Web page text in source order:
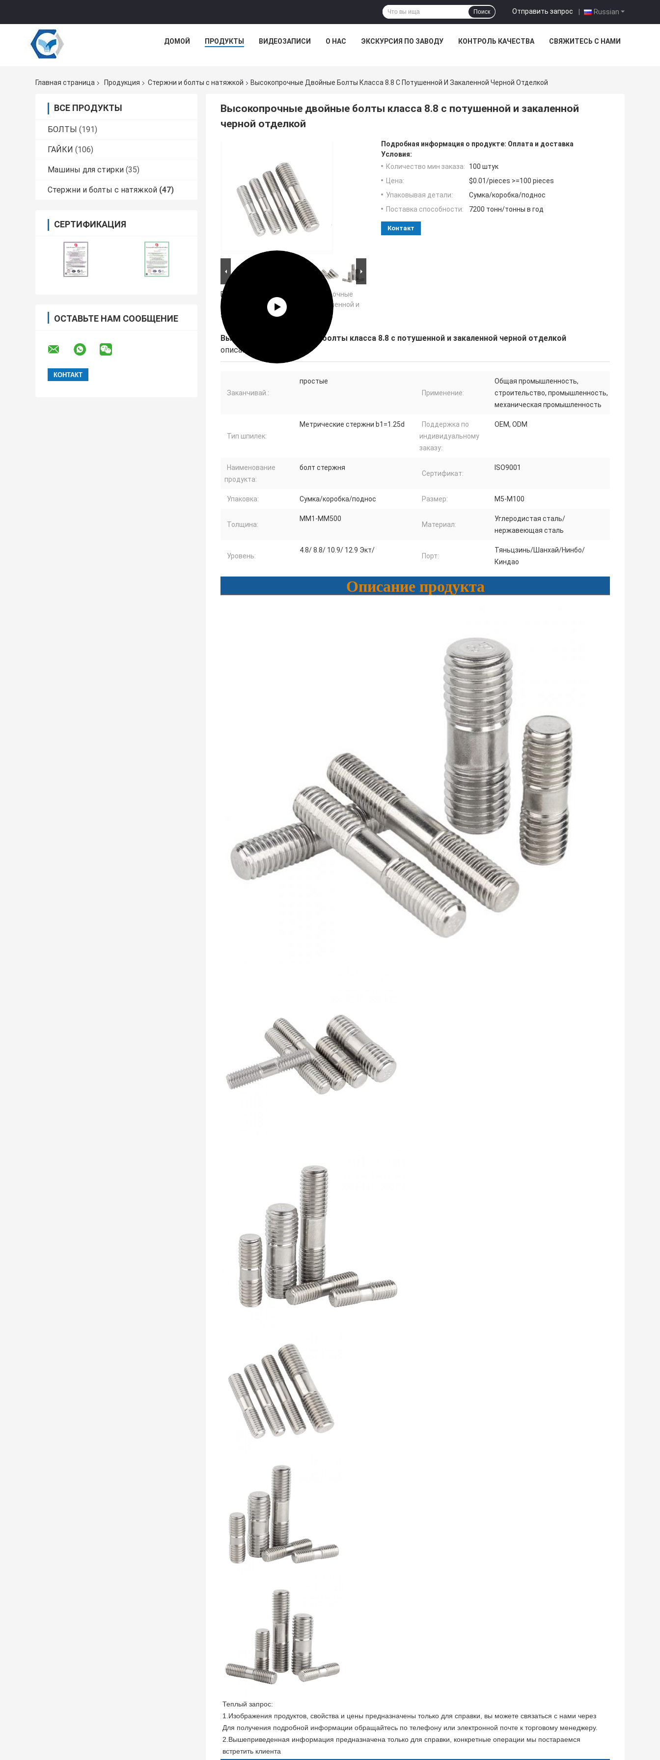
Russian
Отправить запрос |
Поиск
ДОМОЙ ПРОДУКТЫ ВИДЕОЗАПИСИ О НАС ЭКСКУРСИЯ ПО ЗАВОДУ КОНТРОЛЬ КАЧЕСТВА СВЯЖИТЕСЬ С НАМИ
Главная страница Продукция Стержни и болты с натяжкой Высокопрочные Двойные Болты Класса 8.8 С Потушенной И Закаленной Черной Отделкой
ВСЕ ПРОДУКТЫ
БОЛТЫ (191)
ГАЙКИ (106)
Машины для стирки (35)
Стержни и болты с натяжкой (47)
СЕРТИФИКАЦИЯ
ОСТАВЬТЕ НАМ СООБЩЕНИЕ
Высокопрочные двойные болты класса 8.8 с потушенной и закаленной
черной отделкой
Большие изображения :
Высокопрочные
двойные болты класса 8.8 с потушенной и
закаленной черной отделкой
Подробная информация о продукте: Оплата и доставка
Условия:
Количество мин заказа:
100 штук
Цена:
$0.01/pieces >=100 pieces
Упаковывая детали:
Сумка/коробка/поднос
Поставка способности:
7200 тонн/тонны в год
Контакт
Высокопрочные двойные болты класса 8.8 с потушенной и закаленной черной отделкой
описание
Заканчивай.:
простые
Применение:
Общая промышленность,
строительство, промышленность,
механическая промышленность
Тип шпилек:
Метрические стержни b1=1.25d
Поддержка по
индивидуальному
заказу:
OEM, ODM
Наименование
продукта:
болт стержня
Сертификат:
ISO9001
Упаковка: Сумка/коробка/поднос Размер: М5-М100
Толщина:
ММ1-ММ500
Материал:
Углеродистая сталь/
нержавеющая сталь
Уровень:
4.8/ 8.8/ 10.9/ 12.9 Экт/
Порт:
Тяньцзинь/Шанхай/Нинбо/
Киндао
Описание продукта
Теплый запрос:
1.Изображения продуктов, свойства и цены предназначены только для справки, вы можете связаться с нами через
Для получения подробной информации обращайтесь по телефону или электронной почте к торговому менеджеру.
2.Вышеприведенная информация предназначена только для справки, конкретные операции мы постараемся
встретить клиента